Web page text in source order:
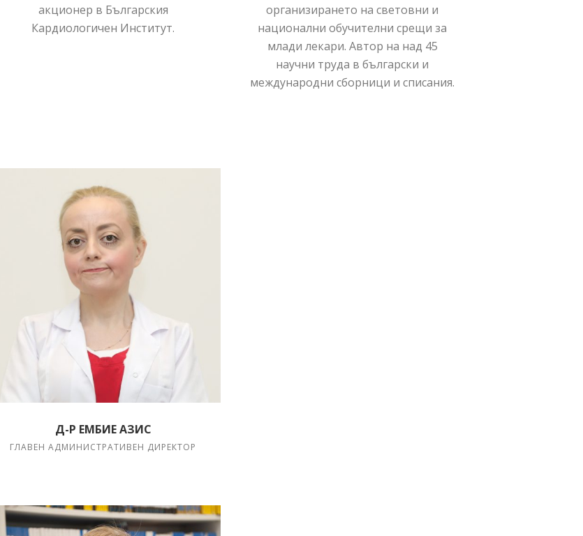
акционер в Българския
Кардиологичен Институт.
организирането на световни и
национални обучителни срещи за
млади лекари. Автор на над 45
научни труда в български и
международни сборници и списания.
Д-Р ЕМБИЕ АЗИС
ГЛАВЕН АДМИНИСТРАТИВЕН ДИРЕКТОР